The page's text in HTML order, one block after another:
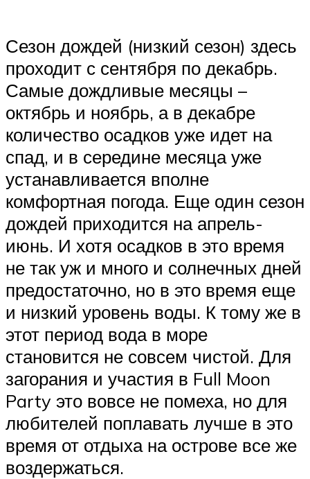
Сезон дождей (низкий сезон) здесь
проходит с сентября по декабрь.
Самые дождливые месяцы –
октябрь и ноябрь, а в декабре
количество осадков уже идет на
спад, и в середине месяца уже
устанавливается вполне
комфортная погода. Еще один сезон
дождей приходится на апрель-
июнь. И хотя осадков в это время
не так уж и много и солнечных дней
предостаточно, но в это время еще
и низкий уровень воды. К тому же в
этот период вода в море
становится не совсем чистой. Для
загорания и участия в Full Moon
Party это вовсе не помеха, но для
любителей поплавать лучше в это
время от отдыха на острове все же
воздержаться.